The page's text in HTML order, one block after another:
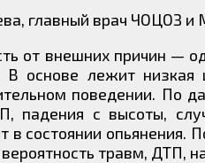
главный врач ЧОЦОЗ и
от внешних причин —
В основе лежит низкая
поведении. По
падения с высоты,
в состоянии опьянения.
травм, ДТП,